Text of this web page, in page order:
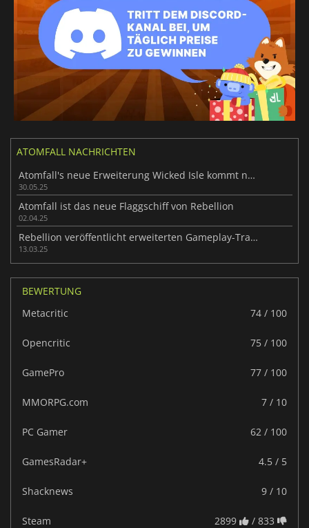
ATOMFALL NACHRICHTEN
Atomfall's neue Erweiterung Wicked Isle kommt nächste Woche
30.05.25
Atomfall ist das neue Flaggschiff von Rebellion
02.04.25
Rebellion veröffentlicht erweiterten Gameplay-Trailer zu Atomfall
13.03.25
BEWERTUNG
Metacritic
74 / 100
Opencritic 75 / 100
GamePro 77 / 100
MMORPG.com 7 / 10
PC Gamer 62 / 100
GamesRadar+ 4.5 / 5
Shacknews 9 / 10
Steam 2899 / 833